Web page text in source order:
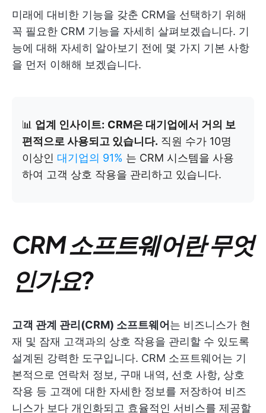
미래에 대비한 기능을 갖춘 CRM을 선택하기 위해
꼭 필요한 CRM 기능을 자세히 살펴보겠습니다. 기
능에 대해 자세히 알아보기 전에 몇 가지 기본 사항
을 먼저 이해해 보겠습니다.
📊 업계 인사이트: CRM은 대기업에서 거의 보
편적으로 사용되고 있습니다. 직원 수가 10명
이상인 대기업의 91% 는 CRM 시스템을 사용
하여 고객 상호 작용을 관리하고 있습니다.
CRM 소프트웨어란 무엇
인가요?
고객 관계 관리(CRM) 소프트웨어 는 비즈니스가 현
재 및 잠재 고객과의 상호 작용을 관리할 수 있도록
설계된 강력한 도구입니다. CRM 소프트웨어는 기
본적으로 연락처 정보, 구매 내역, 선호 사항, 상호
작용 등 고객에 대한 자세한 정보를 저장하여 비즈
니스가 보다 개인화되고 효율적인 서비스를 제공할